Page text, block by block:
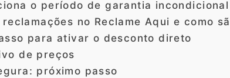
o período de garantia incondicional
no Reclame Aqui e como
para ativar o desconto direto
de preços
próximo passo